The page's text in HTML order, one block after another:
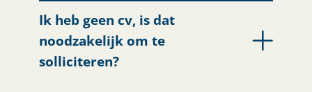
Ik heb geen cv, is dat
noodzakelijk om te
solliciteren?